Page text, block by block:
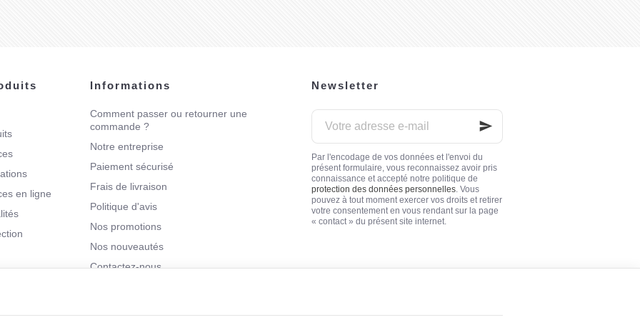
Newsletter
Votre
adresse
e-
mail
Par l'encodage de vos données et l'envoi du
présent formulaire, vous reconnaissez avoir pris
connaissance et accepté notre politique de
protection des données personnelles. Vous
pouvez à tout moment exercer vos droits et retirer
votre consentement en vous rendant sur la page
« contact » du présent site internet.
en ligne
Informations
Comment passer ou retourner une
commande ?
Notre entreprise
Paiement sécurisé
Frais de livraison
Politique d'avis
Nos promotions
Nos nouveautés
Contactez-nous